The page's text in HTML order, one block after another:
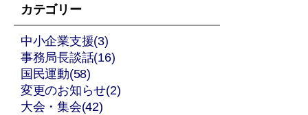
カテゴリー
中小企業支援(3)
事務局長談話(16)
国民運動(58)
変更のお知らせ(2)
大会・集会(42)